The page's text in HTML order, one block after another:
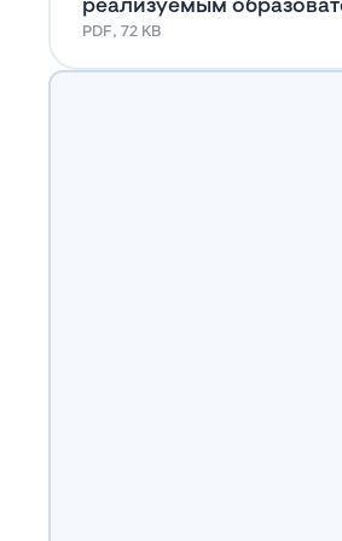
PDF, 72 KB